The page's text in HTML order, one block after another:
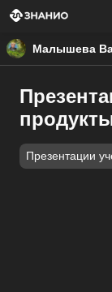
Малышева
Презентации